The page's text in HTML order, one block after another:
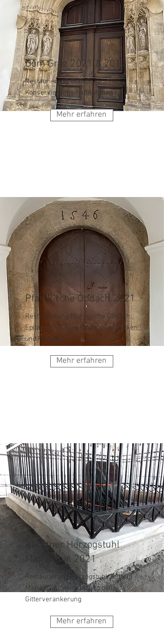
Dom Graz 2021 & 2017
Restaurierung Dom Graz
Konservierungsmaßnahmen
Mehr erfahren
Pfarrkirche Obdach 2021
Restaurierung Pfarrkirche Obdach:
Epitaphien, Altäre, Stufen, Taufbecken
und Portale
Mehr erfahren
Kärntner Herzogstuhl
Maria Saal 2021
Restaurierung Herzogstuhl Zollfeld -
Maria Saal: Steinsetzung der
Gitterverankerung
Mehr erfahren